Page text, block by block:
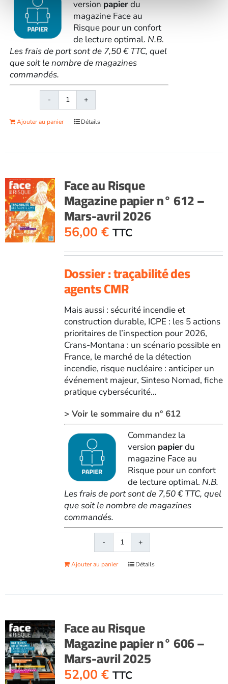
version papierdu
magazine Face au
Risque pour un confort
de lecture optimal. N.B.
Les frais de port sont de 7,50 € TTC, quel
que soit le nombre de magazines
commandés.
quantité
de
Face
597
-
Novembre
2023
Ajouter au panier Détails
Face au Risque
Magazine papier n° 612 –
Mars-avril 2026
56,00 € TTC
Dossier : traçabilité des
agents CMR
Mais aussi : sécurité incendie et
construction durable, ICPE : les 5 actions
prioritaires de l’inspection pour 2026,
Crans-Montana : un scénario possible en
France, le marché de la détection
incendie, risque nucléaire : anticiper un
événement majeur, Sinteso Nomad, fiche
pratique cybersécurité…
> Voir le sommaire du n° 612
Commandez la
version papierdu
magazine Face au
Risque pour un confort
de lecture optimal. N.B.
Les frais de port sont de 7,50 € TTC, quel
que soit le nombre de magazines
commandés.
quantité
de
Face
612
-
Mars-
avril
2026
Ajouter au panier Détails
Face au Risque
Magazine papier n° 606 –
Mars-avril 2025
52,00 € TTC